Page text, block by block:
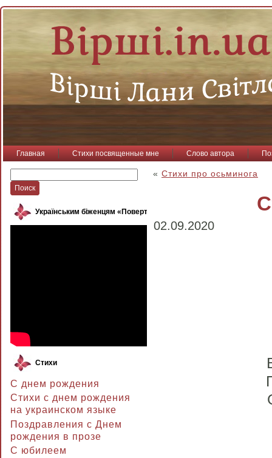
Главная Стихи посвященные мне Слово автора
Українським біженцям «Повертайся, пташко»
Стихи
С днем рождения
Стихи с днем рождения
на украинском языке
Поздравления с Днем
рождения в прозе
C юбилеем
« Стихи про осьминога
02.09.2020